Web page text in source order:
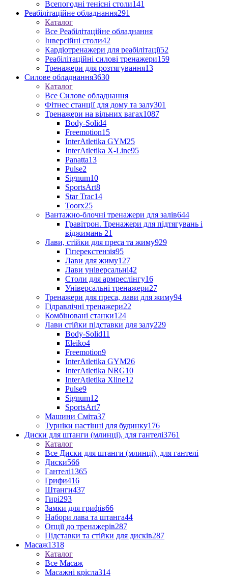
Всепогодні тенісні столи141
Реабілітаційне обладнання291
Каталог
Все Реабілітаційне обладнання
Інверсійні столи42
Кардіотренажери для реабілітації52
Реабілітаційні силові тренажери159
Тренажери для розтягування13
Силове обладнання3630
Каталог
Все Силове обладнання
Фітнес станції для дому та залу301
Тренажери на вільних вагах1087
Body-Solid4
Freemotion15
InterAtletika GYM25
InterAtletika X-Line95
Panatta13
Pulse2
Signum10
SportsArt8
Star Trac14
Toorx25
Вантажно-блочні тренажери для залів644
Гравітрон. Тренажери для підтягувань і
віджимань 21
Лави, стійки для преса та жиму929
Гіперекстензія95
Лави для жиму127
Лави універсальні42
Столи для армреслінгу16
Універсальні тренажери27
Тренажери для преса, лави для жиму94
Гідравлічні тренажери22
Комбіновані станки124
Лави стійки підставки для залу229
Body-Solid11
Eleiko4
Freemotion9
InterAtletika GYM26
InterAtletika NRG10
InterAtletika Xline12
Pulse9
Signum12
SportsArt7
Машини Сміта37
Турніки настінні для будинку176
Диски для штанги (млинці), для гантелі3761
Каталог
Все Диски для штанги (млинці), для гантелі
Диски566
Гантелі1365
Грифи416
Штанги437
Гирі293
Замки для грифів66
Набори лава та штанга44
Опції до тренажерів287
Підставки та стійки для дисків287
Масаж1318
Каталог
Все Масаж
Масажні крісла314